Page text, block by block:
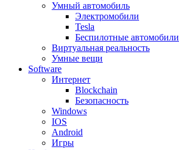
Умный автомобиль
Электромобили
Tesla
Беспилотные автомобили
Виртуальная реальность
Умные вещи
Software
Интернет
Blockchain
Безопасность
Windows
IOS
Android
Игры